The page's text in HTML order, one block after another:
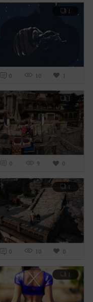
1
0 10 1
1
0 9 0
1
0 10 0
1